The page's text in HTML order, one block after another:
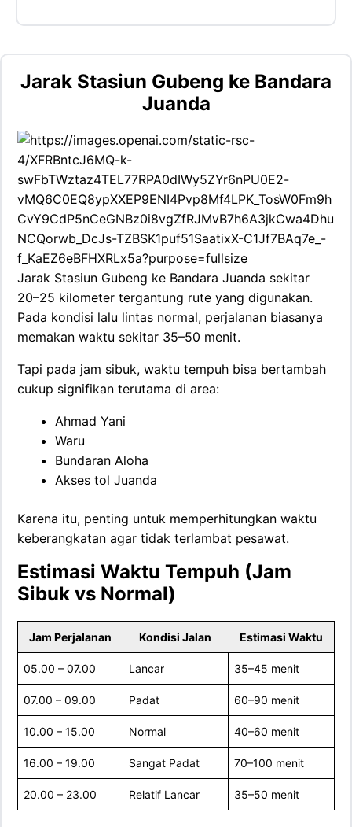
Jarak Stasiun Gubeng ke Bandara
Juanda
Jarak Stasiun Gubeng ke Bandara Juanda sekitar
20–25 kilometer tergantung rute yang digunakan.
Pada kondisi lalu lintas normal, perjalanan biasanya
memakan waktu sekitar 35–50 menit.
Tapi pada jam sibuk, waktu tempuh bisa bertambah
cukup signifikan terutama di area:
Ahmad Yani
Waru
Bundaran Aloha
Akses tol Juanda
Karena itu, penting untuk memperhitungkan waktu
keberangkatan agar tidak terlambat pesawat.
Estimasi Waktu Tempuh (Jam
Sibuk vs Normal)
Jam Perjalanan Kondisi Jalan Estimasi Waktu
05.00 – 07.00 Lancar 35–45 menit
07.00 – 09.00 Padat 60–90 menit
10.00 – 15.00 Normal 40–60 menit
16.00 – 19.00 Sangat Padat 70–100 menit
20.00 – 23.00 Relatif Lancar 35–50 menit